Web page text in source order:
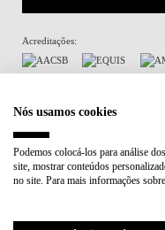
Acreditações:
Participa em:
Plano de Recuperação e
Política de Privacidade
Nós usamos cookies
Podemos colocá-los para análise
site, mostrar conteúdos
no site. Para mais informações